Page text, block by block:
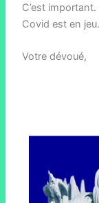
C’est
Covid est en jeu.
Votre dévoué,